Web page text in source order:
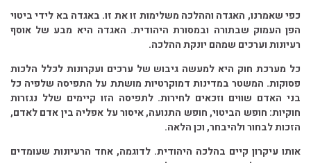
כפי שאמרנו, האגדה וההלכה משלימות זו את זו. באגדה בא לידי ביטוי
הפן העמוק שבתורה ובמסורת היהודית. האגדה היא מבע של אוסף
רעיונות וערכים שמהם יונקת ההלכה.
כל מערכת חוק היא למעשה גיבוש של ערכים ועקרונות לכלל הלכות
פסוקות. המשטר במדינות דמוקרטיות מושתת על התפיסה שלפיה כל
בני האדם שווים וזכאים לחירות. לתפיסה הזו קיימים שלל נגזרות
חוקיות: חופש הביטוי, חופש התנועה, איסור על אפליה בין אדם לאדם,
הזכות לבחור ולהיבחר, וכן הלאה.
אותו עיקרון קיים בהלכה היהודית. לדוגמה, אחד הרעיונות שעומדים